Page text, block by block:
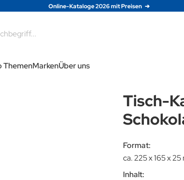
Online-Kataloge 2026 mit Preisen
ThemenMarkenÜber uns
Tisch-
Format:
ca. 225 x 165 x 25
Inhalt: